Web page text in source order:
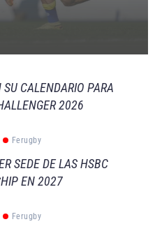
CALENDARIO PARA
2026
Ferugby
SEDE DE LAS HSBC
EN 2027
Ferugby